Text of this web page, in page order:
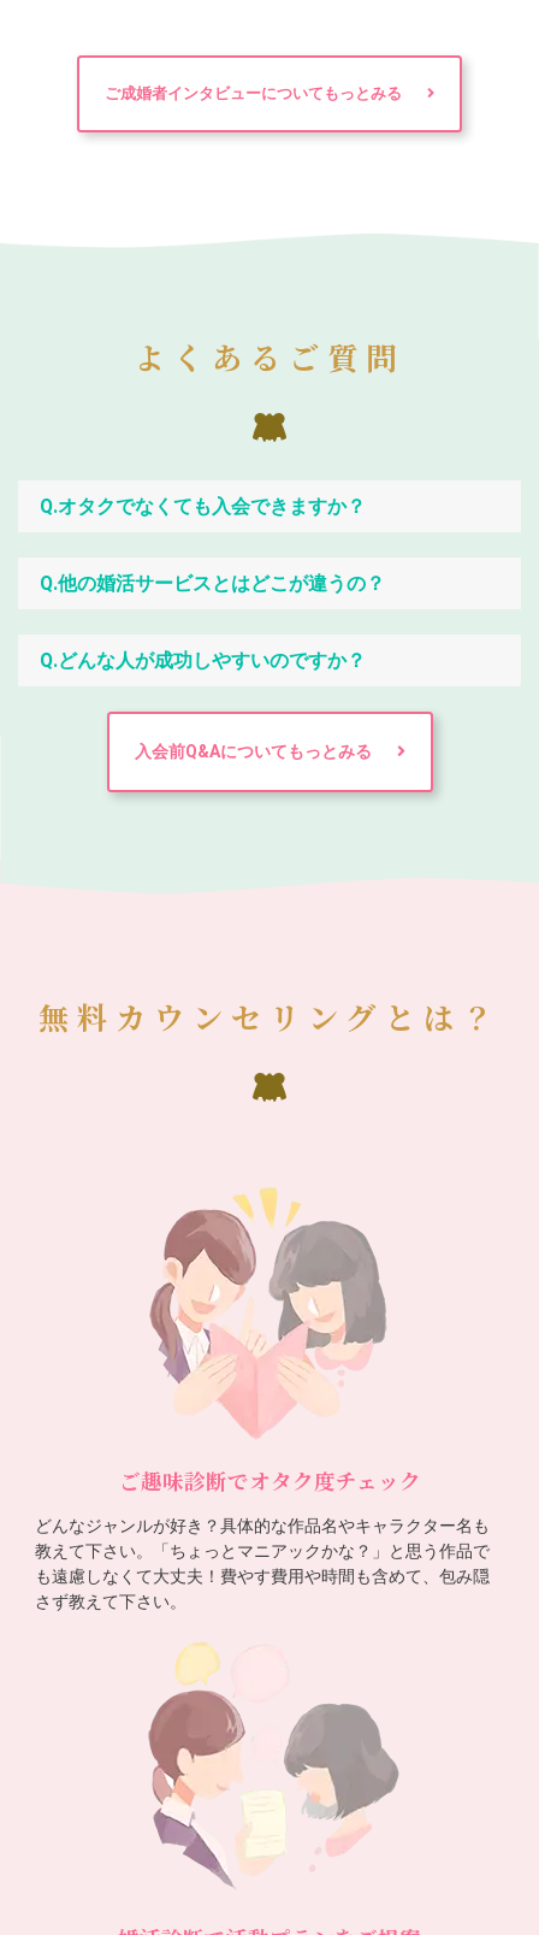
ご成婚者インタビューについてもっとみる
よくあるご質問
Q.オタクでなくても入会できますか？
Q.他の婚活サービスとはどこが違うの？
Q.どんな人が成功しやすいのですか？
入会前Q&Aについてもっとみる
無料カウンセリングとは？
ご趣味診断でオタク度チェック
どんなジャンルが好き？具体的な作品名やキャラクター名も
教えて下さい。「ちょっとマニアックかな？」と思う作品で
も遠慮しなくて大丈夫！費やす費用や時間も含めて、包み隠
さず教えて下さい。